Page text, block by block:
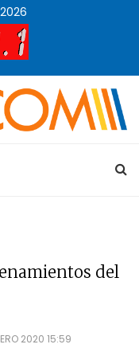
del
2020 15:59